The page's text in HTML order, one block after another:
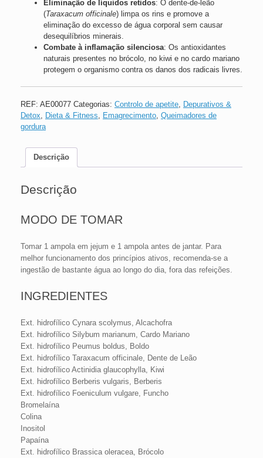
Eliminação de líquidos retidos: O dente-de-leão
(Taraxacum officinale) limpa os rins e promove a
eliminação do excesso de água corporal sem causar
desequilíbrios minerais.
Combate à inflamação silenciosa: Os antioxidantes
naturais presentes no brócolo, no kiwi e no cardo mariano
protegem o organismo contra os danos dos radicais livres.
REF: AE00077 Categorias: Controlo de apetite Depurativos &
Detox
Dieta & Fitness Emagrecimento Queimadores de
gordura
Descrição
Descrição
MODO DE TOMAR
Tomar 1 ampola em jejum e 1 ampola antes de jantar. Para
melhor funcionamento dos princípios ativos, recomenda-se a
ingestão de bastante água ao longo do dia, fora das refeições.
INGREDIENTES
Ext. hidrofílico Cynara scolymus, Alcachofra
Ext. hidrofílico Silybum marianum, Cardo Mariano
Ext. hidrofílico Peumus boldus, Boldo
Ext. hidrofílico Taraxacum officinale, Dente de Leão
Ext. hidrofílico Actinidia glaucophylla, Kiwi
Ext. hidrofílico Berberis vulgaris, Berberis
Ext. hidrofílico Foeniculum vulgare, Funcho
Bromelaína
Colina
Inositol
Papaína
Ext. hidrofílico Brassica oleracea, Brócolo